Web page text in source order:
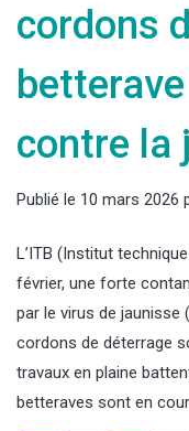
cordons
contre la
Publié le 10 mars 2026
L’ITB (Institut
février, une forte
par le virus de jaunisse
cordons de déterrage
travaux en plaine
betteraves sont en